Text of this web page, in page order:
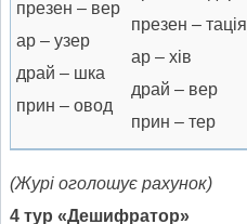
презен – вер
ар – узер
драй – шка
прин – овод
презен – тація
ар – хів
драй – вер
прин – тер
(Журі оголошує рахунок)
4 тур «Дешифратор»